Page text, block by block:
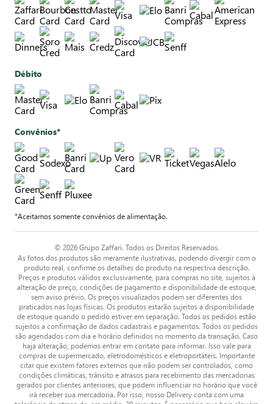
Débito
Convênios*
*Aceitamos somente convênios de alimentação.
© 2026 Grupo Zaffari. Todos os Direitos Reservados.
As fotos dos produtos são meramente ilustrativas, podendo divergir com o
produto real, confirme os detalhes do produto na respectiva descrição.
Preços e produtos válidos exclusivamente, para compras no site, sujeitos à
alteração de preço, condições de pagamento e disponibilidade de estoque,
sem aviso prévio. Os preços visualizados podem ser diferentes dos
praticados nas lojas físicas. Os produtos estarão sujeitos a disponibilidade
de estoque quando o pedido estiver em separação. Todos os pedidos estão
sujeitos a confirmação de dados cadastrais e pagamentos. Todos os pedidos
são agendados com dia e horário definidos no momento da transação. Caso
haja alteração, podemos entrar em contato para informar. Isso vale para
compras de supermercado, eletrodomésticos e eletroportáteis. Importante
citar que existem fatores externos que não podem ser controlados, como
condições climáticas, trânsito e atrasos para recebimento das mercadorias
gerados por clientes anteriores, que podem influenciar no horário que você
irá receber sua mercadoria. Por isso, nosso Delivery conta com uma